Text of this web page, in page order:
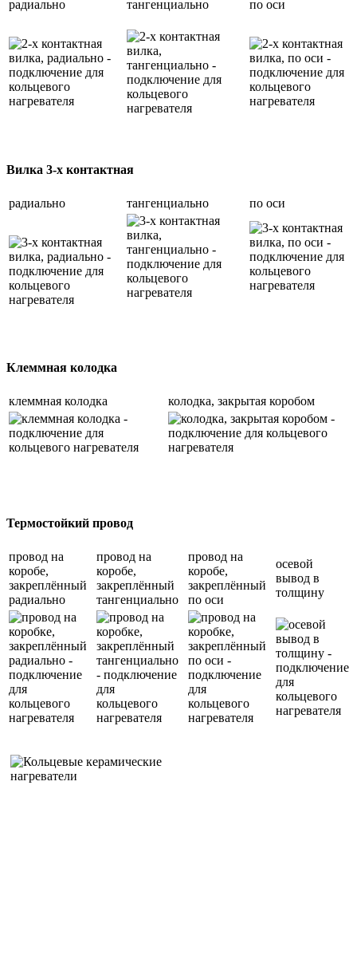
радиально тангенциально по оси
Вилка 3-х контактная
радиально тангенциально по оси
Клеммная колодка
клеммная колодка колодка, закрытая коробом
Термостойкий провод
провод на
коробе,
закреплённый
радиально
провод на
коробе,
закреплённый
тангенциально
провод на
коробе,
закреплённый
по оси
осевой
вывод в
толщину